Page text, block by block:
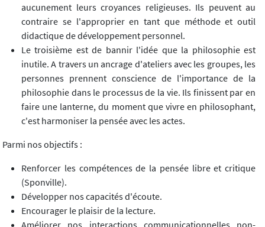
aucunement leurs croyances religieuses. Ils peuvent au
contraire se l'approprier en tant que méthode et outil
didactique de développement personnel.
Le troisième est de bannir l'idée que la philosophie est
inutile. A travers un ancrage d'ateliers avec les groupes, les
personnes prennent conscience de l'importance de la
philosophie dans le processus de la vie. Ils finissent par en
faire une lanterne, du moment que vivre en philosophant,
c'est harmoniser la pensée avec les actes.
Parmi nos objectifs :
Renforcer les compétences de la pensée libre et critique
(Sponville).
Développer nos capacités d'écoute.
Encourager le plaisir de la lecture.
Améliorer nos interactions communicationnelles non-